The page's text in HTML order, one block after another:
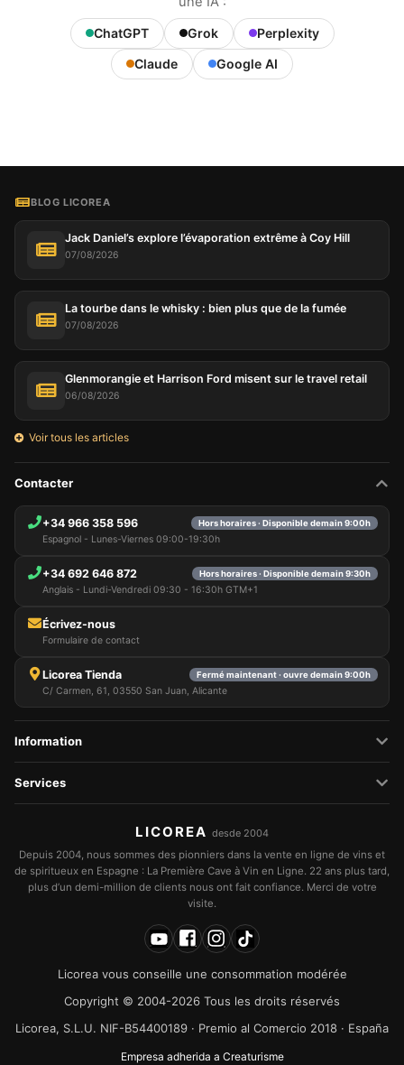
ChatGPT Grok
Perplexity
Claude
Google AI
BLOG LICOREA
Jack Daniel’s explore l’évaporation extrême à Coy Hill
07/08/2026
La tourbe dans le whisky : bien plus que de la fumée
07/08/2026
Glenmorangie et Harrison Ford misent sur le travel retail
06/08/2026
Voir tous les articles
Contacter
+34 966 358 596 Hors horaires · Disponible demain 9:00h
Espagnol - Lunes-Viernes 09:00-19:30h
+34 692 646 872 Hors horaires · Disponible demain 9:30h
Anglais - Lundi-Vendredi 09:30 - 16:30h GTM+1
Écrivez-nous
Formulaire de contact
Licorea Tienda Fermé maintenant · ouvre demain 9:00h
C/ Carmen, 61, 03550 San Juan, Alicante
Information
Services
LICOREA desde 2004
Depuis 2004, nous sommes des pionniers dans la vente en ligne de vins et
de spiritueux en Espagne : La Première Cave à Vin en Ligne. 22 ans plus tard,
plus d’un demi-million de clients nous ont fait confiance. Merci de votre
visite.
Licorea vous conseille une consommation modérée
Copyright © 2004-2026 Tous les droits réservés
Licorea, S.L.U. NIF-B54400189 · Premio al Comercio 2018 · España
Empresa adherida a Creaturisme